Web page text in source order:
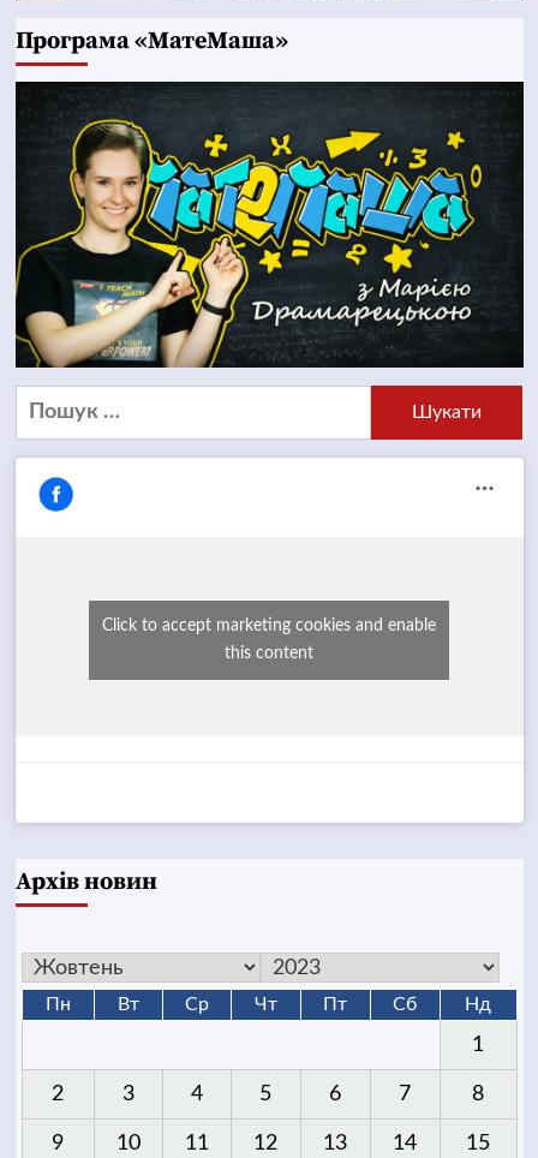
Програма «МатеМаша»
Пошук:
Click to accept marketing cookies and enable
this content
Архів новин
Пн Вт Ср Чт Пт Сб Нд
1
2 3 4 5 6 7 8
9 10 11 12 13 14 15